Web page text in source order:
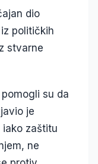
dio
političkih
stvarne
su da
je
iako zaštitu
ne